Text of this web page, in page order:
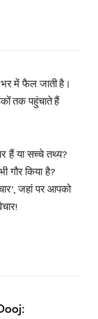
में फैल जाती है।
तक पहुंचाते हैं
हैं या सच्चे तथ्य?
गौर किया है?
जहां पर आपको